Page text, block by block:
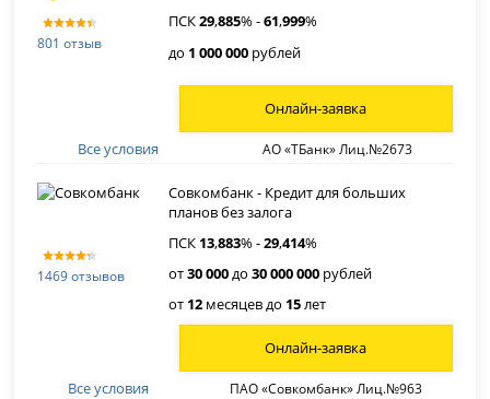
801 отзыв
ПСК29,885% -61,999%
до 1 000 000 рублей
Все условия АО «ТБанк» Лиц.№2673
Онлайн-заявка
1469 отзывов
Совкомбанк - Кредит для больших
планов без залога
ПСК 13,883% -29,414%
от30 000до30 000 000 рублей
от 12 месяцев до 15лет
Все условия ПАО «Совкомбанк» Лиц.№963
Онлайн-заявка